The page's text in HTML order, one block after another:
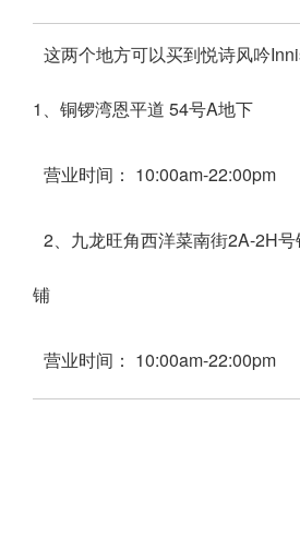
这两个地方可以买到悦诗风吟
1、铜锣湾恩平道 54号A地下
营业时间： 10:00am-22:00pm
2、九龙旺角西洋菜南街2A-2H
铺
营业时间： 10:00am-22:00pm